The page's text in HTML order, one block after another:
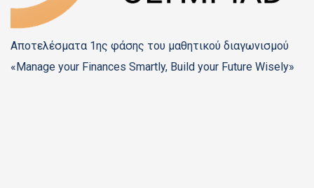
Αποτελέσματα 1ης φάσης του μαθητικού διαγωνισμού
«Manage your Finances Smartly, Build your Future Wisely»